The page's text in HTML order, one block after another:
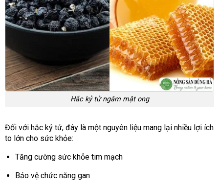
Hắc kỷ tử ngâm mật ong
Đối với hắc kỷ tử, đây là một nguyên liệu mang lại nhiều lợi ích
to lớn cho sức khỏe:
Tăng cường sức khỏe tim mạch
Bảo vệ chức năng gan